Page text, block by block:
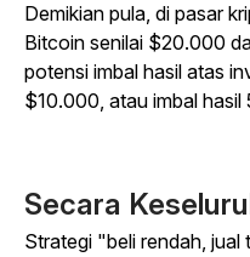
Demikian pula, di pasar
Bitcoin senilai $20.000
potensi imbal hasil atas
$10.000, atau imbal hasil
Secara
Strategi "beli rendah,